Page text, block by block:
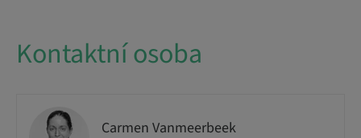
Kontaktní osoba
Carmen Vanmeerbeek